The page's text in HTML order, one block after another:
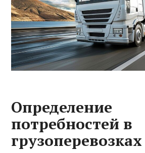
Определение
потребностей в
грузоперевозках